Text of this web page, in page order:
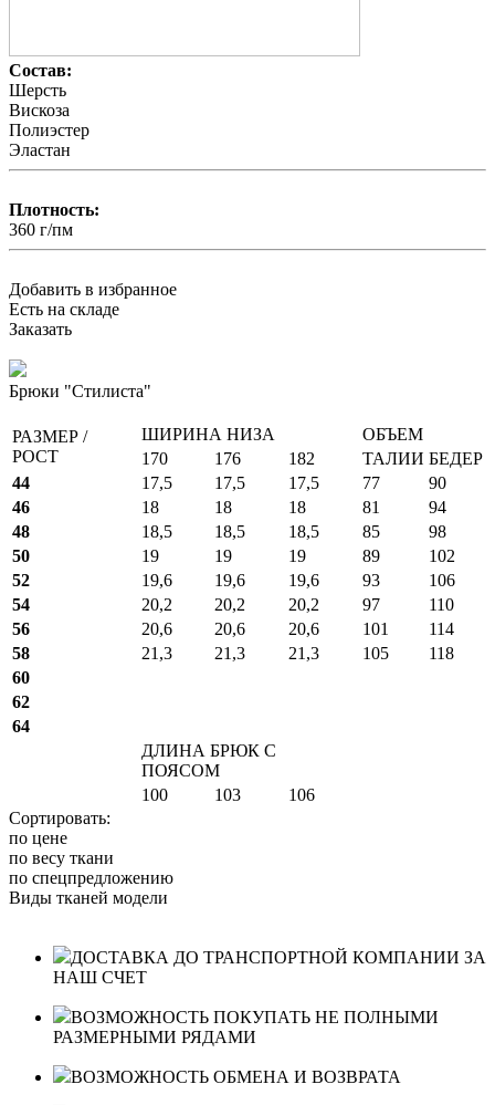
Состав:
Шерсть
Вискоза
Полиэстер
Эластан
Плотность:
360 г/пм
Добавить в избранное
Есть на складе
Заказать
Брюки "Стилиста"
РАЗМЕР /
РОСТ
ШИРИНА НИЗА
ОБЪЕМ
170
176 182 ТАЛИИ БЕДЕР
44
17,5 17,5 17,5 77
90
46
18 18 18 81
94
48
18,5 18,5 18,5 85
98
50
19 19 19 89
102
52
19,6 19,6 19,6 93
106
54
20,2 20,2 20,2 97
110
56
20,6 20,6 20,6 101
114
58
21,3 21,3 21,3 105
118
60
62
64
ДЛИНА БРЮК С
ПОЯСОМ
100
103
106
Сортировать:
по цене
по весу ткани
по спецпредложению
Виды тканей модели
ДОСТАВКА ДО ТРАНСПОРТНОЙ КОМПАНИИ ЗА
НАШ СЧЕТ
ВОЗМОЖНОСТЬ ПОКУПАТЬ НЕ ПОЛНЫМИ
РАЗМЕРНЫМИ РЯДАМИ
ВОЗМОЖНОСТЬ ОБМЕНА И ВОЗВРАТА